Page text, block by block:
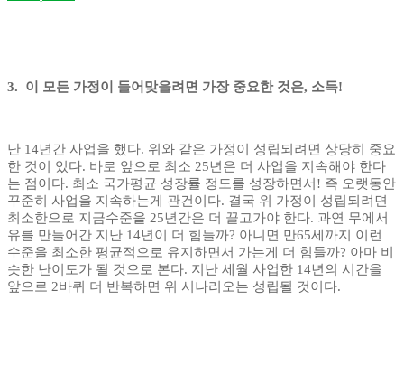
3. 이 모든 가정이 들어맞을려면 가장 중요한 것은, 소득!
난 14년간 사업을 했다. 위와 같은 가정이 성립되려면 상당히 중요
한 것이 있다. 바로 앞으로 최소 25년은 더 사업을 지속해야 한다
는 점이다. 최소 국가평균 성장률 정도를 성장하면서! 즉 오랫동안
꾸준히 사업을 지속하는게 관건이다. 결국 위 가정이 성립되려면
최소한으로 지금수준을 25년간은 더 끌고가야 한다. 과연 무에서
유를 만들어간 지난 14년이 더 힘들까? 아니면 만65세까지 이런
수준을 최소한 평균적으로 유지하면서 가는게 더 힘들까? 아마 비
슷한 난이도가 될 것으로 본다. 지난 세월 사업한 14년의 시간을
앞으로 2바퀴 더 반복하면 위 시나리오는 성립될 것이다.